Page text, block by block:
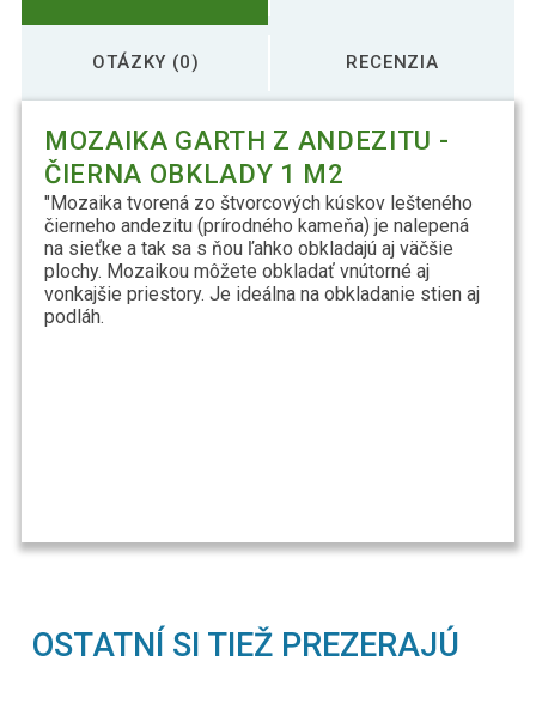
OTÁZKY (0) RECENZIA
MOZAIKA GARTH Z ANDEZITU -
ČIERNA OBKLADY 1 M2
"Mozaika tvorená zo štvorcových kúskov lešteného
čierneho andezitu (prírodného kameňa) je nalepená
na sieťke a tak sa s ňou ľahko obkladajú aj väčšie
plochy. Mozaikou môžete obkladať vnútorné aj
vonkajšie priestory. Je ideálna na obkladanie stien aj
podláh.
OSTATNÍ SI TIEŽ PREZERAJÚ